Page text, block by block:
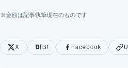
※金額は記事執筆現在のものです
X B! Facebook